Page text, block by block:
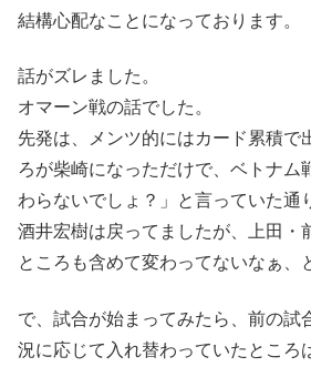
結構心配なことになっております。
話がズレました。
オマーン戦の話でした。
先発は、メンツ的にはカード累積で
ろが柴崎になっただけで、ベトナム
わらないでしょ？」と言っていた通
酒井宏樹は戻ってましたが、上田・
ところも含めて変わってないなぁ、
で、試合が始まってみたら、前の試
況に応じて入れ替わっていたところ